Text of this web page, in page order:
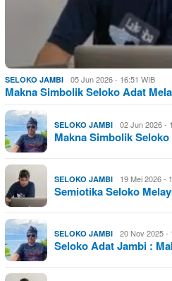
SELOKO JAMBI 05 Jun 2026 - 16:51 WIB
Makna Simbolik Seloko Adat
SELOKO JAMBI 02 Jun 2026 -
Makna Simbolik
SELOKO JAMBI 19 Mei 2026 -
Semiotika Seloko
SELOKO JAMBI 20 Nov 2025 -
Seloko Adat Jambi :